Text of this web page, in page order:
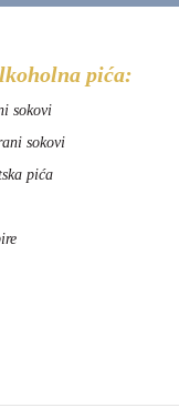
pića:
sokovi
sokovi
pića